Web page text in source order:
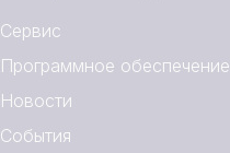
Сервис
Программное обеспечение
Новости
События